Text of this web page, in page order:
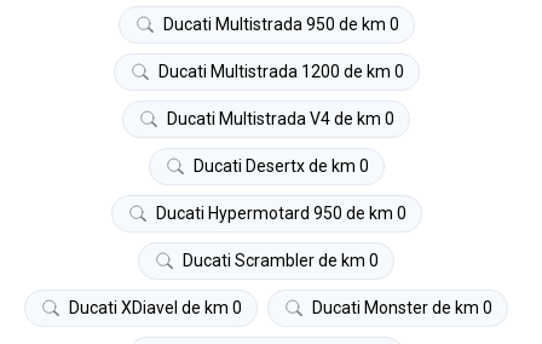
Ducati Multistrada 950 de km 0
Ducati Multistrada 1200 de km 0
Ducati Multistrada V4 de km 0
Ducati Desertx de km 0
Ducati Hypermotard 950 de km 0
Ducati Scrambler de km 0
Ducati XDiavel de km 0 Ducati Monster de km 0